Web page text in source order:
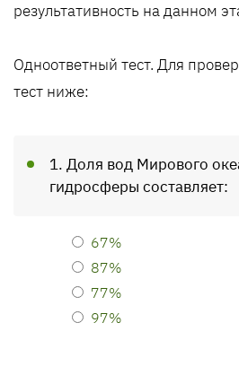
результативность на данном
Одноответный тест. Для
тест ниже:
1. Доля вод Мирового
гидросферы составляет:
67%
87%
77%
97%